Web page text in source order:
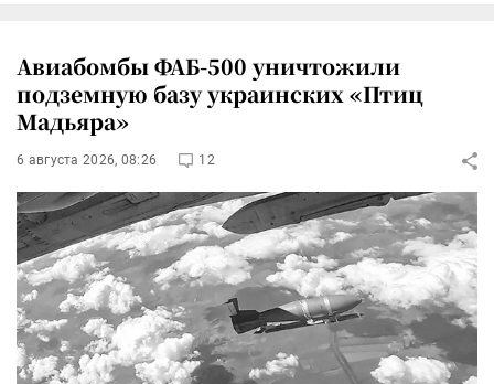
Авиабомбы ФАБ-500 уничтожили
подземную базу украинских «Птиц
Мадьяра»
6 августа 2026, 08:26 12